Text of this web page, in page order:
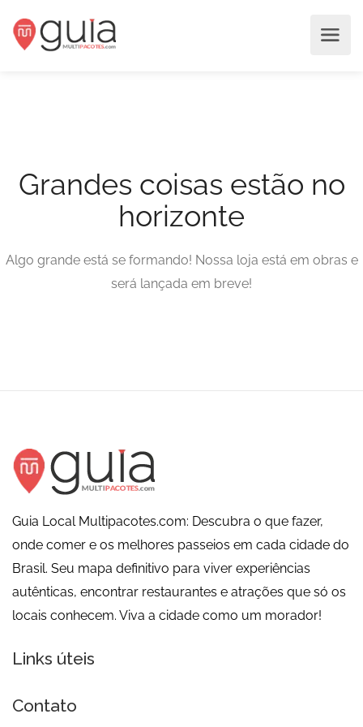
Grandes coisas estão no
horizonte
Algo grande está se formando! Nossa loja está em obras e
será lançada em breve!
Guia Local Multipacotes.com: Descubra o que fazer,
onde comer e os melhores passeios em cada cidade do
Brasil. Seu mapa definitivo para viver experiências
autênticas, encontrar restaurantes e atrações que só os
locais conhecem. Viva a cidade como um morador!
Links úteis
Contato